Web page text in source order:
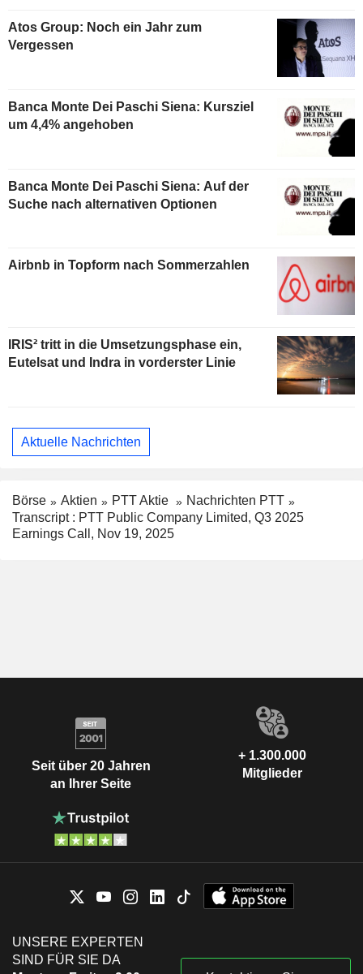
Atos Group: Noch ein Jahr zum
Vergessen
Banca Monte Dei Paschi Siena: Kursziel
um 4,4% angehoben
Banca Monte Dei Paschi Siena: Auf der
Suche nach alternativen Optionen
Airbnb in Topform nach Sommerzahlen
IRIS² tritt in die Umsetzungsphase ein,
Eutelsat und Indra in vorderster Linie
Aktuelle Nachrichten
Börse Aktien PTT Aktie
Nachrichten PTT
Transcript : PTT Public Company Limited, Q3 2025
Earnings Call, Nov 19, 2025
Seit über 20 Jahren
an Ihrer Seite
+ 1.300.000
Mitglieder
UNSERE EXPERTEN
SIND FÜR SIE DA